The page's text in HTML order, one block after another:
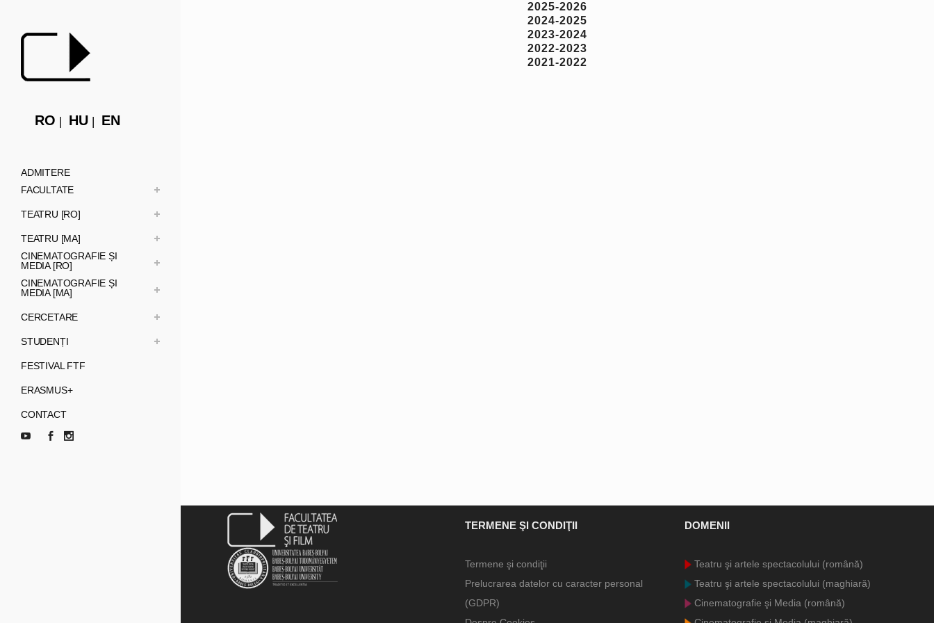
RO HU EN
ADMITERE
FACULTATE
TEATRU [RO]
TEATRU [MA]
CINEMATOGRAFIE ȘI
MEDIA [RO]
CINEMATOGRAFIE ȘI
MEDIA [MA]
CERCETARE
STUDENȚI
FESTIVAL FTF
ERASMUS+
CONTACT
2025-2026
2024-2025
2023-2024
2022-2023
2021-2022
TERMENE ŞI CONDIŢII
Termene şi condiţii
Prelucrarea datelor cu caracter personal
(GDPR)
DOMENII
Teatru şi artele spectacolului (română)
Teatru şi artele spectacolului (maghiară)
Cinematografie şi Media (română)